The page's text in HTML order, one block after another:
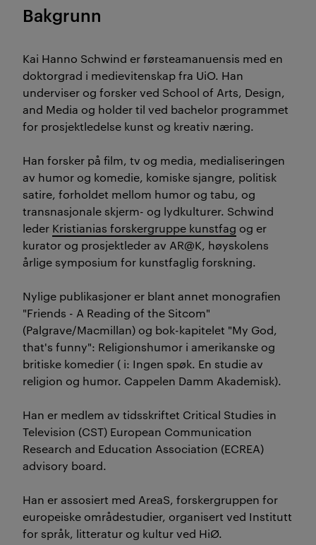
Bakgrunn
Kai Hanno Schwind er førsteamanuensis med en
doktorgrad i medievitenskap fra UiO. Han
underviser og forsker ved School of Arts, Design,
and Media og holder til ved bachelor programmet
for prosjektledelse kunst og kreativ næring.
Han forsker på film, tv og media, medialiseringen
av humor og komedie, komiske sjangre, politisk
satire, forholdet mellom humor og tabu, og
transnasjonale skjerm- og lydkulturer. Schwind
leder Kristianias forskergruppe kunstfag og er
kurator og prosjektleder av AR@K, høyskolens
årlige symposium for kunstfaglig forskning.
Nylige publikasjoner er blant annet monografien
"Friends - A Reading of the Sitcom"
(Palgrave/Macmillan) og bok-kapitelet "My God,
that's funny": Religionshumor i amerikanske og
britiske komedier ( i: Ingen spøk. En studie av
religion og humor. Cappelen Damm Akademisk).
Han er medlem av tidsskriftet Critical Studies in
Television (CST) European Communication
Research and Education Association (ECREA)
advisory board.
Han er assosiert med AreaS, forskergruppen for
europeiske områdestudier, organisert ved Institutt
for språk, litteratur og kultur ved HiØ.